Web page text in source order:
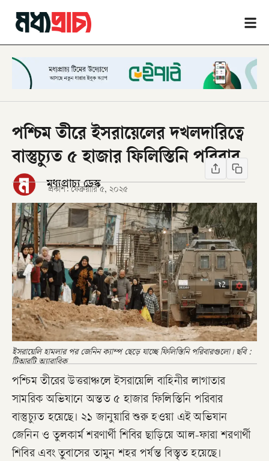
পশ্চিম তীরে ইসরায়েলের দখলদারিত্বে
বাস্তুচ্যুত ৫ হাজার ফিলিস্তিনি পরিবার
মধ্যপ্রাচ্য ডেস্ক
প্রকাশ: ফেব্রুয়ারি ৫, ২০২৫
ইসরায়েলি হামলার পর জেনিন ক্যাম্প ছেড়ে যাচ্ছে ফিলিস্তিনি পরিবারগুলো। ছবি :
টিআরটি অ্যারাবিক
পশ্চিম তীরের উত্তরাঞ্চলে ইসরায়েলি বাহিনীর লাগাতার
সামরিক অভিযানে অন্তত ৫ হাজার ফিলিস্তিনি পরিবার
বাস্তুচ্যুত হয়েছে। ২১ জানুয়ারি শুরু হওয়া এই অভিযান
জেনিন ও তুলকার্ম শরণার্থী শিবির ছাড়িয়ে আল-ফারা শরণার্থী
শিবির এবং তুবাসের তামুন শহর পর্যন্ত বিস্তৃত হয়েছে।